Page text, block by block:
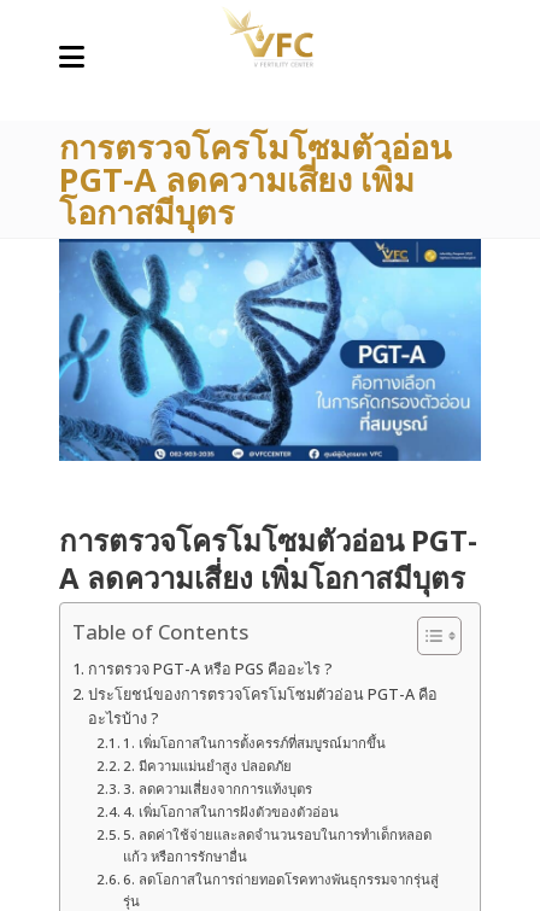
การตรวจโครโมโซมตัวอ่อน
PGT-A ลดความเสี่ยง เพิ่ม
โอกาสมีบุตร
การตรวจโครโมโซมตัวอ่อน PGT-
A ลดความเสี่ยง เพิ่มโอกาสมีบุตร
Table of Contents
การตรวจ PGT-A หรือ PGS คืออะไร ?
ประโยชน์ของการตรวจโครโมโซมตัวอ่อน PGT-A คือ
อะไรบ้าง ?
1. เพิ่มโอกาสในการตั้งครรภ์ที่สมบูรณ์มากขึ้น
2. มีความแม่นยำสูง ปลอดภัย
3. ลดความเสี่ยงจากการแท้งบุตร
4. เพิ่มโอกาสในการฝังตัวของตัวอ่อน
5. ลดค่าใช้จ่ายและลดจำนวนรอบในการทำเด็กหลอด
แก้ว หรือการรักษาอื่น
6. ลดโอกาสในการถ่ายทอดโรคทางพันธุกรรมจากรุ่นสู่
รุ่น